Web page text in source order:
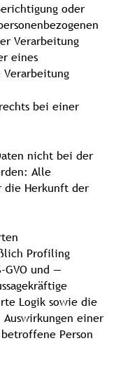
oder
Verarbeitung
eines
Verarbeitung
bei einer
nicht bei der
Alle
die Herkunft der
Profiling
GVO und —
Logik sowie die
einer
Person